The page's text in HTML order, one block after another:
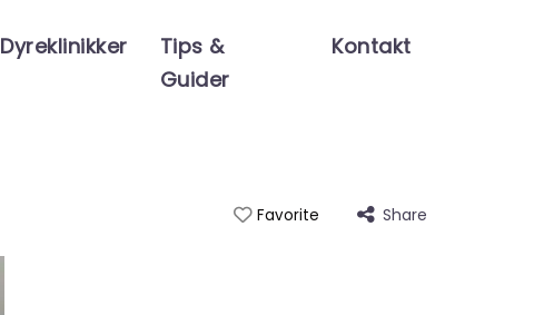
Dyreklinikker
Tips &
Guider
Kontakt
Favorite Share